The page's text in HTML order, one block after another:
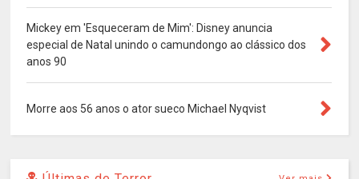
Mickey em 'Esqueceram de Mim': Disney anuncia
especial de Natal unindo o camundongo ao clássico dos
anos 90
Morre aos 56 anos o ator sueco Michael Nyqvist